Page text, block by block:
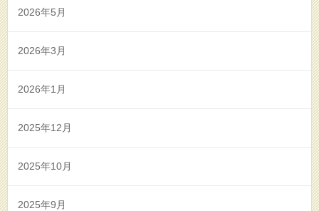
2026年5月
2026年3月
2026年1月
2025年12月
2025年10月
2025年9月